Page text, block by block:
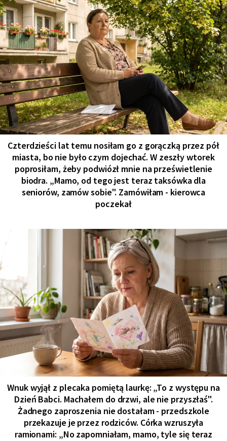
Czterdzieści lat temu nosiłam go z gorączką przez pół
miasta, bo nie było czym dojechać. W zeszły wtorek
poprosiłam, żeby podwiózł mnie na prześwietlenie
biodra. „Mamo, od tego jest teraz taksówka dla
seniorów, zamów sobie". Zamówiłam - kierowca
poczekał
Wnuk wyjął z plecaka pomiętą laurkę: „To z występu na
Dzień Babci. Machałem do drzwi, ale nie przyszłaś".
Żadnego zaproszenia nie dostałam - przedszkole
przekazuje je przez rodziców. Córka wzruszyła
ramionami: „No zapomniałam, mamo, tyle się teraz